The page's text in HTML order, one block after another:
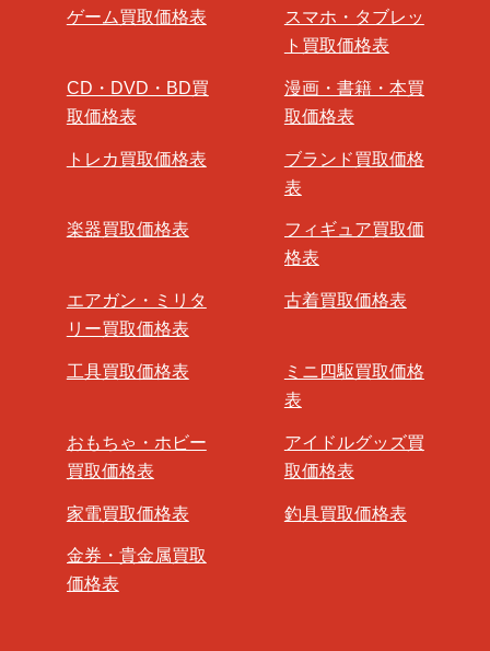
ゲーム買取価格表
スマホ・タブレッ
ト買取価格表
CD・DVD・BD買
取価格表
漫画・書籍・本買
取価格表
トレカ買取価格表
ブランド買取価格
表
楽器買取価格表
フィギュア買取価
格表
エアガン・ミリタ
リー買取価格表
古着買取価格表
工具買取価格表
ミニ四駆買取価格
表
おもちゃ・ホビー
買取価格表
アイドルグッズ買
取価格表
家電買取価格表 釣具買取価格表
金券・貴金属買取
価格表